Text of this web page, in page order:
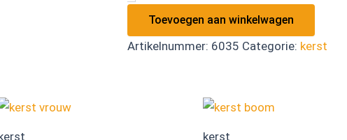
Toevoegen aan winkelwagen
Artikelnummer: 6035 Categorie: kerst
kerst